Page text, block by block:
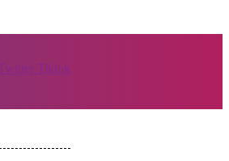
Twitter Tiktok